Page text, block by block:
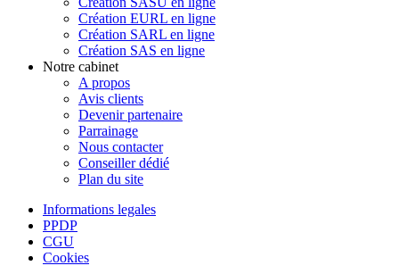
Création EURL en ligne
Création SARL en ligne
Création SAS en ligne
Notre cabinet
A propos
Avis clients
Devenir partenaire
Parrainage
Nous contacter
Conseiller dédié
Plan du site
Informations legales
PPDP
CGU
Cookies